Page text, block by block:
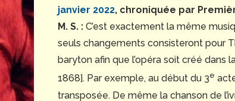
janvier 2022, chroniquée par
M. S. : C’est exactement la même
seuls changements consisteront pour
baryton afin que l’opéra soit créé dans
1868]. Par exemple, au début du 3e
transposée. De même la chanson de